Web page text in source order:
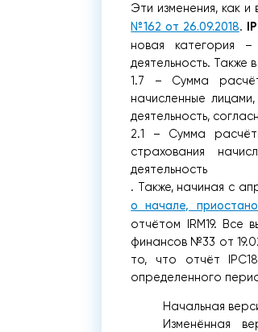
Эти изменения, как и
№162 от 26.09.2018.
новая категория –
деятельность. Также
1.7 – Сумма
начисленные
деятельность,
2.1 – Сумма
страхования
деятельность
. Также, начиная с
о начале,
отчётом IRM19. Все
финансов №33 от
то, что отчёт
определенного
Начальная
Изменённая